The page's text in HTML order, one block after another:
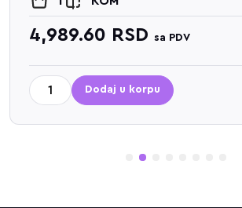
4,989.60 RSD sa PDV
Dodaj u korpu
5